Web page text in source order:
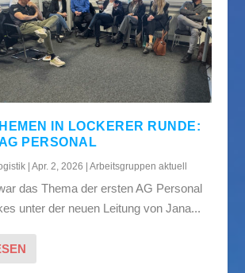
IN LOCKERER RUNDE:
PERSONAL
|Apr. 2, 2026 |Arbeitsgruppen aktuell
das Thema der ersten AG Personal
unter der neuen Leitung von Jana...